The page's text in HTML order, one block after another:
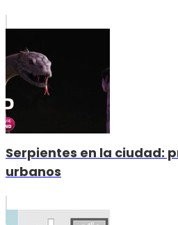
Serpientes en la ciudad:
urbanos